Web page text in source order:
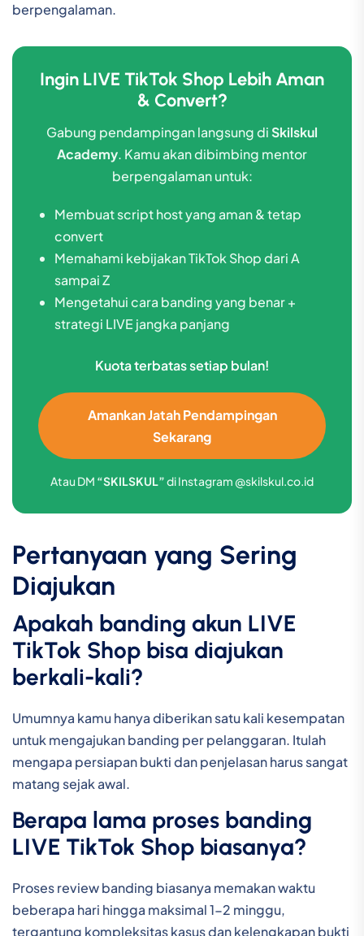
berpengalaman.
Ingin LIVE TikTok Shop Lebih Aman
& Convert?
Gabung pendampingan langsung diSkilskul
Academy. Kamu akan dibimbing mentor
berpengalaman untuk:
Membuat script host yang aman & tetap
convert
Memahami kebijakan TikTok Shop dari A
sampai Z
Mengetahui cara banding yang benar +
strategi LIVE jangka panjang
Kuota terbatas setiap bulan!
Amankan Jatah Pendampingan
Sekarang
Atau DM “SKILSKUL”di Instagram @skilskul.co.id
Pertanyaan yang Sering
Diajukan
Apakah banding akun LIVE
TikTok Shop bisa diajukan
berkali-kali?
Umumnya kamu hanya diberikan satu kali kesempatan
untuk mengajukan banding per pelanggaran. Itulah
mengapa persiapan bukti dan penjelasan harus sangat
matang sejak awal.
Berapa lama proses banding
LIVE TikTok Shop biasanya?
Proses review banding biasanya memakan waktu
beberapa hari hingga maksimal 1-2 minggu,
tergantung kompleksitas kasus dan kelengkapan bukti